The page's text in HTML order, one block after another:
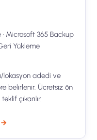
Microsoft 365 Backup
Geri Yükleme
lokasyon adedi ve
belirlenir. Ücretsiz ön
çıkarılır.